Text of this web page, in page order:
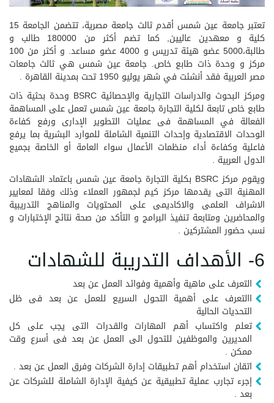
تعتبر جامعة عين شمس أقدم ثالث جامعة مصرية، تتضمن الجامعة 15
كلية و معهدين عاليين, كما تضم أكثر من 180000 طالب و
طالبة،5000 عضو هيئة تدريس و 4000 عضو مساعد. و أكثر من 100
مركز و وحدة ذات طابع خاص. جامعة عين شمس هي ثالث جامعات
مصر العربية فقد أنشئت في شهر يوليو 1950 تحت بمدينة القاهرة .
ومركز البحوث والدراسات التجارية والإحصائية BSRC وحدة بحثية ذات
طابع خاص تابعة لكلية التجارة جامعة عين شمس تعمل على المساهمة
الفعالة في المساهمة فى عمليات التطوير الإدارى ورفع كفاءة
الوحدات الاقتصادية وإحداث التنمية الشاملة للموارد البشرية بما يرفع
فاعلية وكفاءة أداء منظمات الأعمال سواء العامة أو الخاصة بجميع
الدول العربية .
ويقوم مركز BSRC بكلية التجارة جامعة عين شمس باعتماد الشهادات
المهنية التى يقدمها مركز كيم لجمهور العملاء وذلك وفقا لمعايير
الاشراف العلمى والاكاديمى على المحتويات والمناهج التدريبية
والمحاضرين ومتابعة تنفيذ البرامج و التأكد من صحة نتائج الإختبارات و
نسب حضور المشتركين .
6- الأهداف التدريبة للشهادات
التعرف على ماهية وأهمية وفوائد العمل عن بعد
االتعرف على أهمية التحول السريع للعمل عن بعد فى ظل
التحديات الحالية
تعلم واكتساب أهم المهارات والقدرات التى يجب على كل
المديرين والموظفين للتحول الى العمل عن بعد فى أسرع وقت
ممكن .
اتقان استخدام أهم تطبيقات إدارة الشركات وفرق العمل عن بعد .
إجرء تجارب عملية تطبيقية عن كيفية الإدارة الشاملة للشركات عن
بعد .